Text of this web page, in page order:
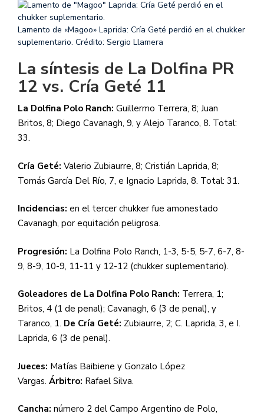
Lamento de «Magoo» Laprida: Cría Geté perdió en el chukker
suplementario. Crédito: Sergio Llamera
La síntesis de La Dolfina PR
12 vs. Cría Geté 11
La Dolfina Polo Ranch: Guillermo Terrera, 8; Juan
Britos, 8; Diego Cavanagh, 9, y Alejo Taranco, 8. Total:
33.
Cría Geté: Valerio Zubiaurre, 8; Cristián Laprida, 8;
Tomás García Del Río, 7, e Ignacio Laprida, 8. Total: 31.
Incidencias: en el tercer chukker fue amonestado
Cavanagh, por equitación peligrosa.
Progresión: La Dolfina Polo Ranch, 1-3, 5-5, 5-7, 6-7, 8-
9, 8-9, 10-9, 11-11 y 12-12 (chukker suplementario).
Goleadores de La Dolfina Polo Ranch: Terrera, 1;
Britos, 4 (1 de penal); Cavanagh, 6 (3 de penal), y
Taranco, 1. De Cría Geté: Zubiaurre, 2; C. Laprida, 3, e I.
Laprida, 6 (3 de penal).
Jueces: Matías Baibiene y Gonzalo López
Vargas. Árbitro: Rafael Silva.
Cancha: número 2 del Campo Argentino de Polo,